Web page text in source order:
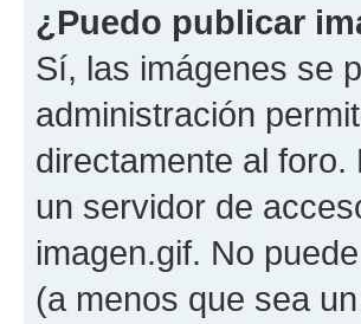
¿Puedo publicar
Sí, las imágenes se
administración
directamente al
un servidor de
imagen.gif. No
(a menos que sea